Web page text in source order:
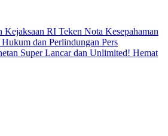
Kejaksaan RI Teken Nota Kesepahaman
dan Perlindungan Pers
Super Lancar dan Unlimited! Hemat